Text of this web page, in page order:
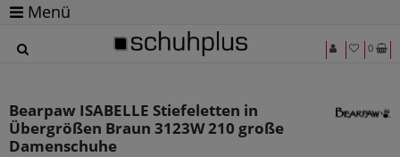
Menü
0
Bearpaw ISABELLE Stiefeletten in
Übergrößen Braun 3123W 210 große
Damenschuhe